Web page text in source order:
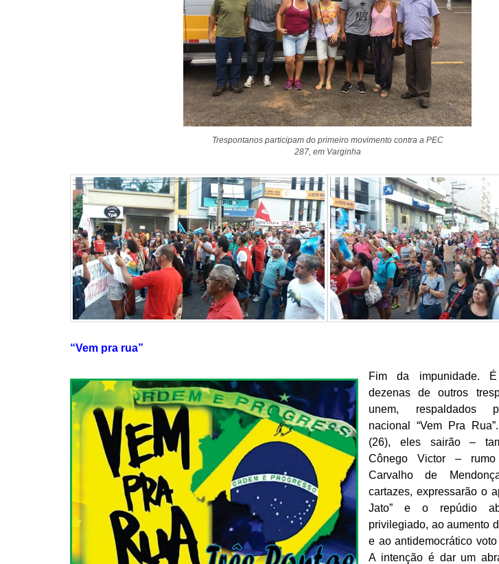
Trespontanos participam do primeiro movimento contra a PEC
287, em Varginha
“Vem pra rua”
Fim da impunidade.
dezenas de outros
unem, respaldados
nacional “Vem Pra
(26), eles sairão –
Cônego Victor –
Carvalho de
cartazes, expressarão o
Jato” e o repúdio
privilegiado, ao aumento
e ao antidemocrático
A intenção é dar um